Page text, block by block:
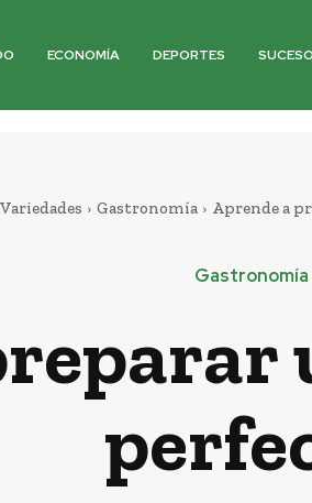
ECONOMÍA DEPORTES
Variedades Gastronomía Aprende a
Gastronomía